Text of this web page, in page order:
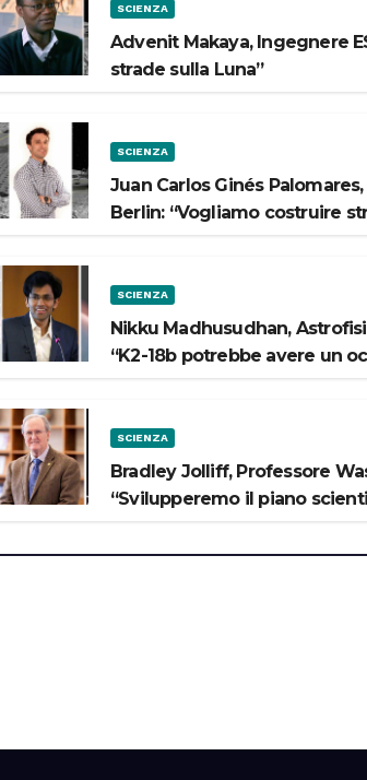
SCIENZA
Advenit Makaya, Ingegnere
strade sulla Luna”
SCIENZA
Juan Carlos Ginés
Berlin: “Vogliamo costruire
SCIENZA
Nikku Madhusudhan,
“K2-18b potrebbe avere un
SCIENZA
Bradley Jolliff, Professore
“Svilupperemo il piano